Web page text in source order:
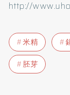
http://
米精
胚芽